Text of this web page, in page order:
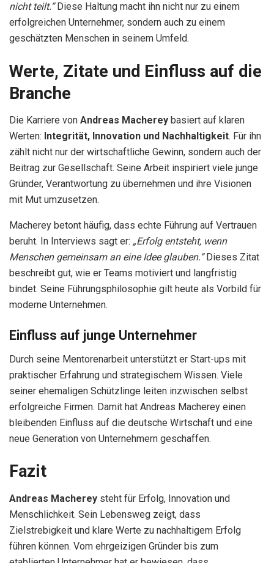
nicht teilt.“Diese Haltung macht ihn nicht nur zu einem
erfolgreichen Unternehmer, sondern auch zu einem
geschätzten Menschen in seinem Umfeld.
Werte, Zitate und Einfluss auf die
Branche
Die Karriere von Andreas Macherey basiert auf klaren
Werten: Integrität, Innovation und Nachhaltigkeit. Für ihn
zählt nicht nur der wirtschaftliche Gewinn, sondern auch der
Beitrag zur Gesellschaft. Seine Arbeit inspiriert viele junge
Gründer, Verantwortung zu übernehmen und ihre Visionen
mit Mut umzusetzen.
Macherey betont häufig, dass echte Führung auf Vertrauen
beruht. In Interviews sagt er: „Erfolg entsteht, wenn
Menschen gemeinsam an eine Idee glauben.“Dieses Zitat
beschreibt gut, wie er Teams motiviert und langfristig
bindet. Seine Führungsphilosophie gilt heute als Vorbild für
moderne Unternehmen.
Einfluss auf junge Unternehmer
Durch seine Mentorenarbeit unterstützt er Start-ups mit
praktischer Erfahrung und strategischem Wissen. Viele
seiner ehemaligen Schützlinge leiten inzwischen selbst
erfolgreiche Firmen. Damit hat Andreas Macherey einen
bleibenden Einfluss auf die deutsche Wirtschaft und eine
neue Generation von Unternehmern geschaffen.
Fazit
Andreas Macherey steht für Erfolg, Innovation und
Menschlichkeit. Sein Lebensweg zeigt, dass
Zielstrebigkeit und klare Werte zu nachhaltigem Erfolg
führen können. Vom ehrgeizigen Gründer bis zum